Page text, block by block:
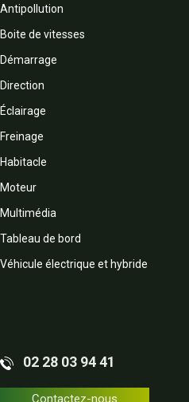
Antipollution
Boite de vitesses
Démarrage
Direction
Éclairage
Freinage
Habitacle
Moteur
Multimédia
Tableau de bord
Véhicule électrique et hybride
02 28 03 94 41
Contactez-nous